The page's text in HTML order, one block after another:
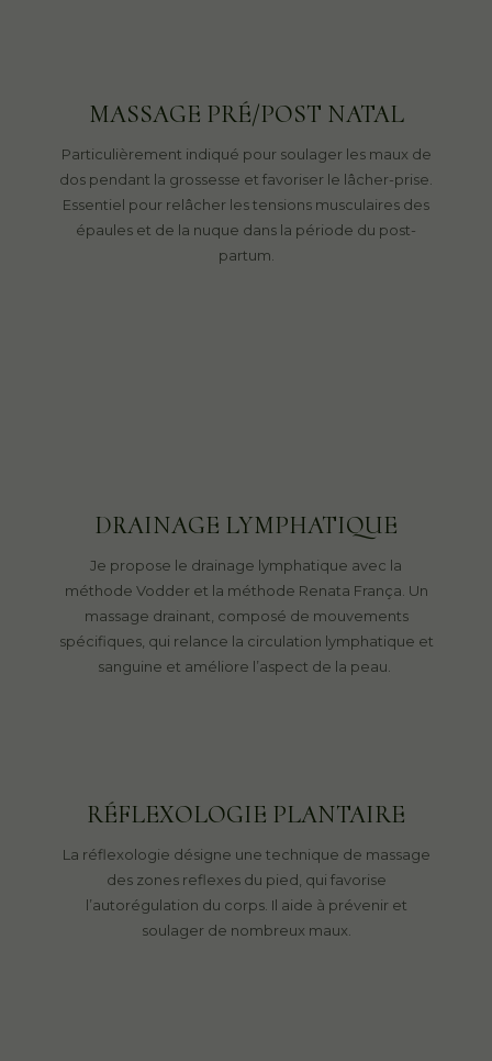
MASSAGE PRÉ/POST NATAL
Particulièrement indiqué pour soulager les maux de
dos pendant la grossesse et favoriser le lâcher-prise.
Essentiel pour relâcher les tensions musculaires des
épaules et de la nuque dans la période du post-
partum.
DRAINAGE LYMPHATIQUE
Je propose le drainage lymphatique avec la
méthode Vodder et la méthode Renata França. Un
massage drainant, composé de mouvements
spécifiques, qui relance la circulation lymphatique et
sanguine et améliore l’aspect de la peau.
RÉFLEXOLOGIE PLANTAIRE
La réflexologie désigne une technique de massage
des zones reflexes du pied, qui favorise
l’autorégulation du corps. Il aide à prévenir et
soulager de nombreux maux.